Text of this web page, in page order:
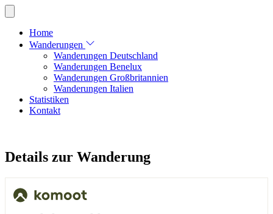
Home
Wanderungen
Wanderungen Deutschland
Wanderungen Benelux
Wanderungen Großbritannien
Wanderungen Italien
Statistiken
Kontakt
Details zur Wanderung